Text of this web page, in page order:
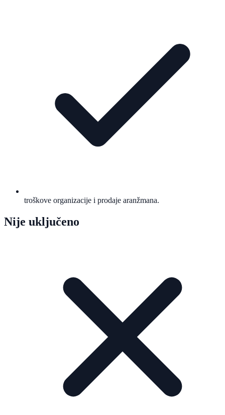
troškove organizacije i prodaje aranžmana.
Nije uključeno